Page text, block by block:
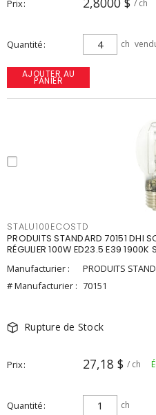
Prix / ch
Quantité ch
AJOUTER AU
PANIER
STALU100ECOSTD
PRODUITS STANDARD 70151 DHI
RÉGULIER 100W ED23.5 E39 1900K
Manufacturier :
PRODUITS
# Manufacturier : 70151
Rupture de Stock
Prix 27,18 $ / ch
Quantité ch